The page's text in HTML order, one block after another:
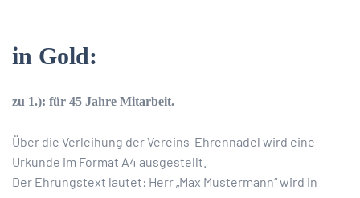
in Gold:
zu 1.): für 45 Jahre Mitarbeit.
Über die Verleihung der Vereins-Ehrennadel wird eine
Urkunde im Format A4 ausgestellt.
Der Ehrungstext lautet: Herr „Max Mustermann“ wird in